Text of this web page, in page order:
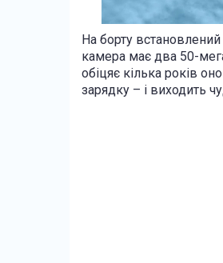
На борту
камера має два 50-
обіцяє кілька років
зарядку – і виходить